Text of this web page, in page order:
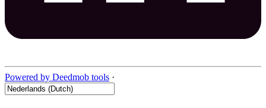
Powered by Deedmob tools ·